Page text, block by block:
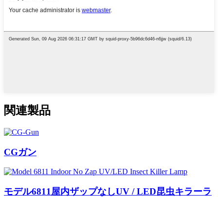
関連製品
CGガン
モデル6811屋内ザップなしUV / LED昆虫キラーラ